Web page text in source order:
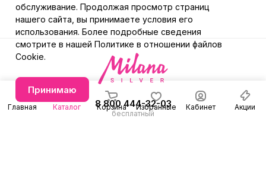
Главная Каталог Корзина Избранные Кабинет Акции
8 800 444-32-03
бесплатный
обслуживание. Продолжая просмотр страниц
нашего сайта, вы принимаете условия его
использования. Более подробные сведения
смотрите в нашей Политике в отношении файлов
Cookie.
Принимаю